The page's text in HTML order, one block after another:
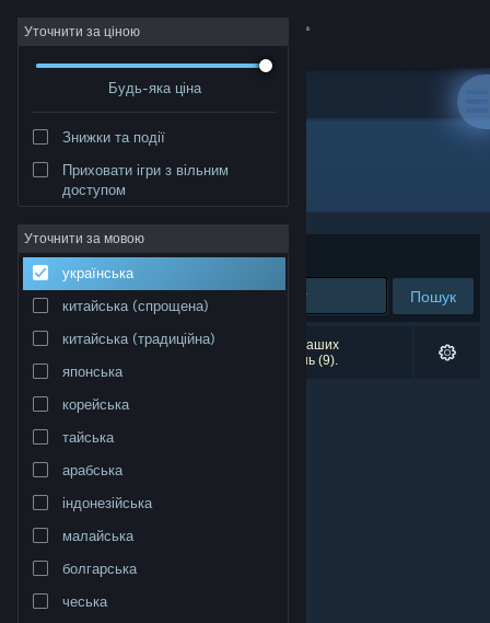
Увійти
Крамниця
Інформація
Підтримка
Змінити мову
Переглянути повну версію
Уточнити за ціною
Будь-яка ціна
Знижки та події
Приховати ігри з вільним
доступом
Уточнити за мовою
українська
китайська (спрощена)
китайська (традиційна)
японська
корейська
тайська
арабська
індонезійська
малайська
болгарська
чеська
Видавець: BINGOBELL
Упорядкувати за доречністю
Пошук
Результатів вашого пошуку: 0. Відповідно до ваших
уподобань було виключено кілька найменувань (9).